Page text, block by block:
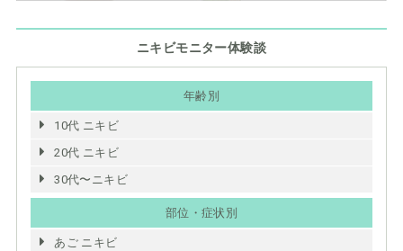
ニキビモニター体験談
年齢別
10代 ニキビ
20代 ニキビ
30代〜ニキビ
部位・症状別
あご ニキビ